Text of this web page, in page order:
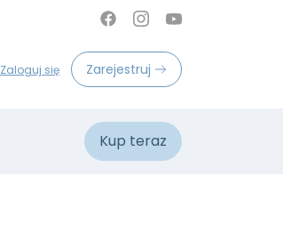
Zaloguj się Zarejestruj
Kup teraz